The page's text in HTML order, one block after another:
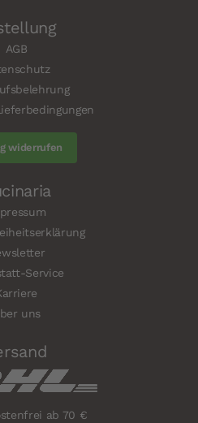
AGB
widerrufen
Service
uns
ab 70 €